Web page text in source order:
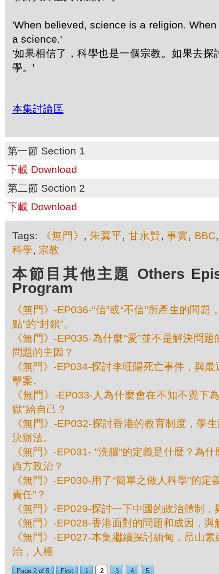
'When believed, science is a religion.
a science.'
'如果相信了，科學也是一個宗教。如果去探
學。'
本集討論區
第一節 Section 1
下載 Download
第二節 Section 2
下載 Download
Tags: 《無門》 , 朱冀平, 甘永賢,事實, BBC
科學, 宗教
本節目其他主題 Others
Program
《無門》-EP036-“信”或“不信”所產生的問題
點”的“封鎖”。
《無門》-EP035-為什麼“愛”並不是解決問
問題的主因？
《無門》-EP034-探討李旺陽死亡事件，與
擊案。
《無門》-EP033-人為什麼會在不知不覺下
獄”給自己？
《無門》-EP032-探討香港的教育制度，學
決辦法。
《無門》-EP031- “洗腦”的定義是什麼？為
西方政治？
《無門》-EP030-用了“簡單之做人科學”的定
責任”？
《無門》-EP029-探討一下中國的政治體制
《無門》-EP028-香港面對的問題和成因，與
《無門》-EP027-本集繼續探討緬甸，昂山
治，人權
Page 2 of 5 First 1 2 3 4 5